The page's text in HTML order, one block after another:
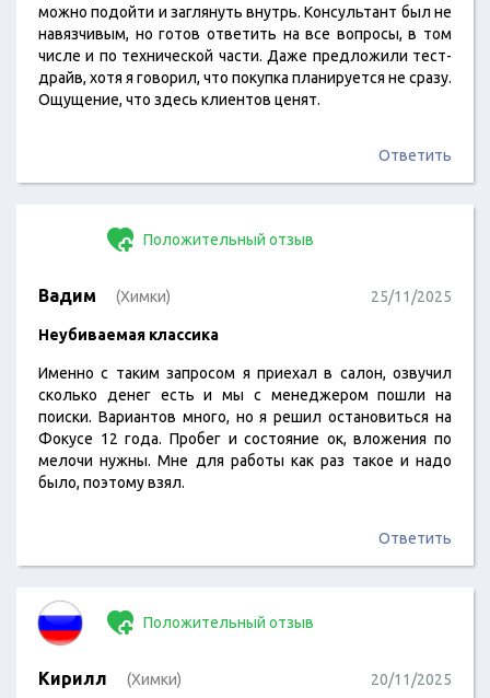
можно подойти и заглянуть внутрь. Консультант был не
навязчивым, но готов ответить на все вопросы, в том
числе и по технической части. Даже предложили тест-
драйв, хотя я говорил, что покупка планируется не сразу.
Ощущение, что здесь клиентов ценят.
Ответить
Положительный отзыв
Вадим (Химки) 25/11/2025
Неубиваемая классика
Именно с таким запросом я приехал в салон, озвучил
сколько денег есть и мы с менеджером пошли на
поиски. Вариантов много, но я решил остановиться на
Фокусе 12 года. Пробег и состояние ок, вложения по
мелочи нужны. Мне для работы как раз такое и надо
было, поэтому взял.
Ответить
Положительный отзыв
Кирилл (Химки) 20/11/2025